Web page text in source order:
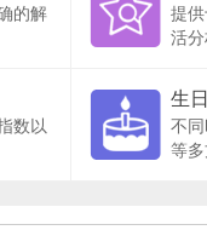
的解
提
活
数以
生
不
等